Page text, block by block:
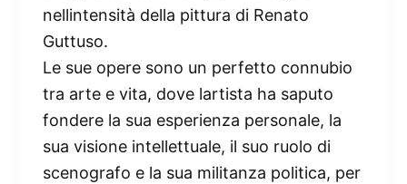
nellintensità della pittura di Renato
Guttuso.
Le sue opere sono un perfetto connubio
tra arte e vita, dove lartista ha saputo
fondere la sua esperienza personale, la
sua visione intellettuale, il suo ruolo di
scenografo e la sua militanza politica, per